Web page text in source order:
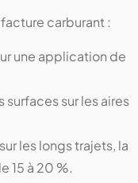
carburant :
une application de
sur les aires
les longs trajets, la
15 à 20 %.